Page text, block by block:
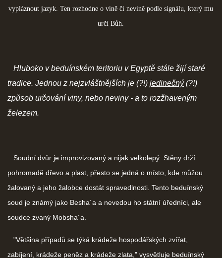
vypláznout jazyk. Ten rozhodne o vině či nevině podle signálu, který mu
určí Bůh.
Hluboko v beduínském teritoriu v Egyptě stále žijí staré
tradice. Jednou z nejzvláštnějších je (?!) jedinečný(?!)
způsob určování viny, nebo neviny - a to rozžhaveným
železem.
Soudní dvůr je improvizovaný a nijak velkolepý. Stěny drží
pohromadě dřevo a plast, přesto se jedná o místo, kde můžou
žalovaný a jeho žalobce dostát spravedlnosti. Tento beduínský
soud je známý jako Besha´a a nevedou ho státní úředníci, ale
soudce zvaný Mobsha´a.
"Většina případů se týká krádeže hospodářských zvířat,
zabíjení, krádeže peněz a krádeže zlata," vysvětluje beduínský